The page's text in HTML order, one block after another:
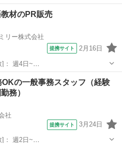
スの提案。 既存顧客へ定期的に連
提案。 新築やリフォーム物件に対
...
材のPR販売
リー株式会社
提携サイト 2月16日
[勤務地・最寄
択可 ワールド・ファ...
の一般事務スタッフ（経験
務）
社
提携サイト 3月24日